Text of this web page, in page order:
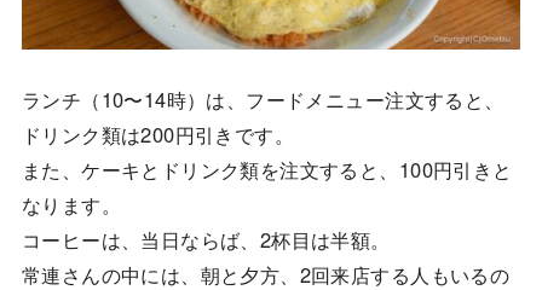
ランチ（10〜14時）は、フードメニュー注文すると、
ドリンク類は200円引きです。
また、ケーキとドリンク類を注文すると、100円引きと
なります。
コーヒーは、当日ならば、2杯目は半額。
常連さんの中には、朝と夕方、2回来店する人もいるの